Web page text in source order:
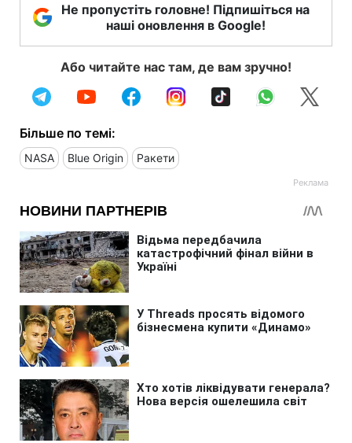
Не пропустіть головне! Підпишіться на
наші оновлення в Google!
Або читайте нас там, де вам зручно!
Більше по темі:
NASA Blue Origin Ракети